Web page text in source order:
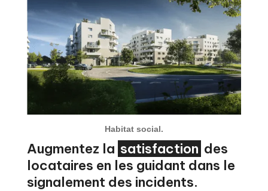
Habitat social.
Augmentez la satisfaction des
locataires en les guidant dans le
signalement des incidents.